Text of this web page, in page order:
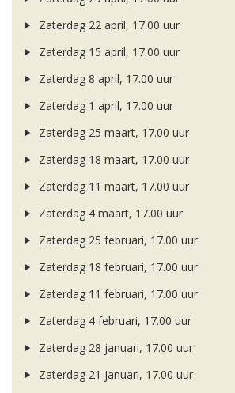
Zaterdag 22 april, 17.00 uur
Zaterdag 15 april, 17.00 uur
Zaterdag 8 april, 17.00 uur
Zaterdag 1 april, 17.00 uur
Zaterdag 25 maart, 17.00 uur
Zaterdag 18 maart, 17.00 uur
Zaterdag 11 maart, 17.00 uur
Zaterdag 4 maart, 17.00 uur
Zaterdag 25 februari, 17.00 uur
Zaterdag 18 februari, 17.00 uur
Zaterdag 11 februari, 17.00 uur
Zaterdag 4 februari, 17.00 uur
Zaterdag 28 januari, 17.00 uur
Zaterdag 21 januari, 17.00 uur